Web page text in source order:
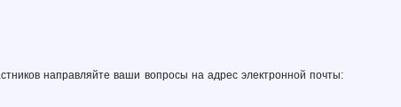
направляйте ваши вопросы на адрес электронной почты: